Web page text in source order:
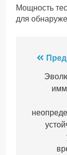
Мощность
для